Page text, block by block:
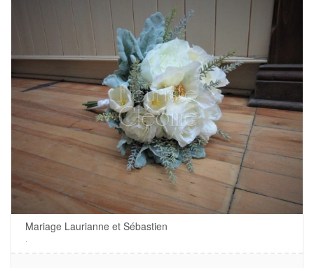
Mariage Laurianne et Sébastien